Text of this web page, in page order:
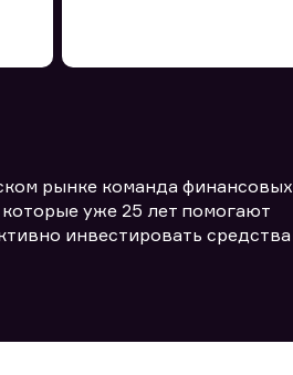
рынке команда финансовых
уже 25 лет помогают
инвестировать средства
Отправить заявку